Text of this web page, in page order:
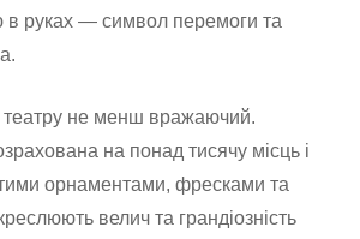
в руках — символ перемоги та
театру не менш вражаючий.
на понад тисячу місць і
орнаментами, фресками та
велич та грандіозність